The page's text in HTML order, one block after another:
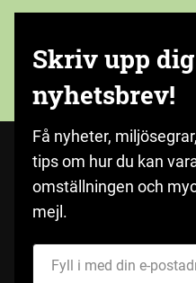
Skriv upp
nyhetsbrev!
Få nyheter,
tips om hur du kan
omställningen och
mejl.